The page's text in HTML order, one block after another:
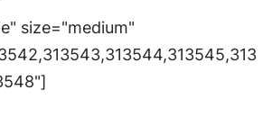
Konya
size="medium"